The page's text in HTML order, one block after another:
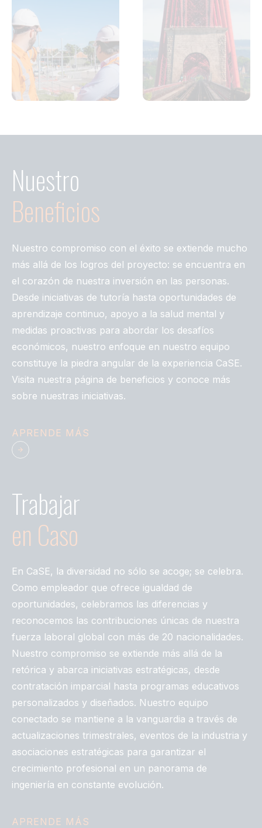
Nuestro
Beneficios
Nuestro compromiso con el éxito se extiende mucho
más allá de los logros del proyecto: se encuentra en
el corazón de nuestra inversión en las personas.
Desde iniciativas de tutoría hasta oportunidades de
aprendizaje continuo, apoyo a la salud mental y
medidas proactivas para abordar los desafíos
económicos, nuestro enfoque en nuestro equipo
constituye la piedra angular de la experiencia CaSE.
Visita nuestra página de beneficios y conoce más
sobre nuestras iniciativas.
APRENDE MÁS
Trabajar
en Caso
En CaSE, la diversidad no sólo se acoge; se celebra.
Como empleador que ofrece igualdad de
oportunidades, celebramos las diferencias y
reconocemos las contribuciones únicas de nuestra
fuerza laboral global con más de 20 nacionalidades.
Nuestro compromiso se extiende más allá de la
retórica y abarca iniciativas estratégicas, desde
contratación imparcial hasta programas educativos
personalizados y diseñados. Nuestro equipo
conectado se mantiene a la vanguardia a través de
actualizaciones trimestrales, eventos de la industria y
asociaciones estratégicas para garantizar el
crecimiento profesional en un panorama de
ingeniería en constante evolución.
APRENDE MÁS